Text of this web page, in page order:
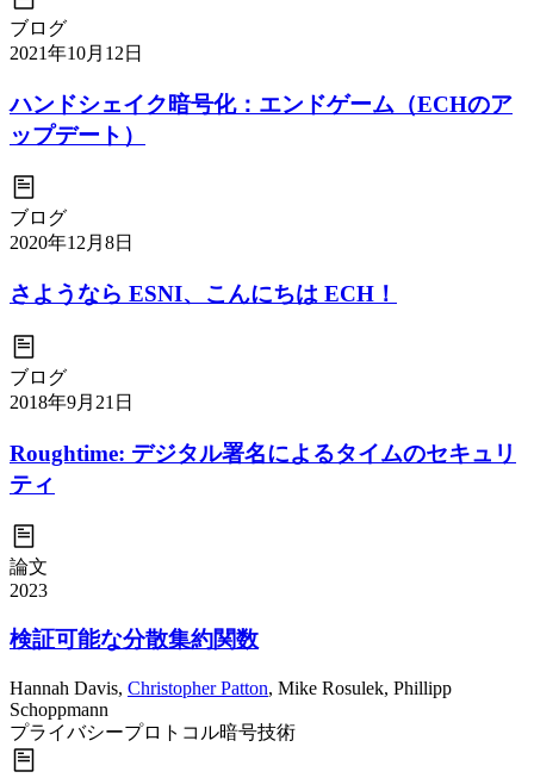
ブログ
2021年10月12日
ハンドシェイク暗号化：エンドゲーム（ECHのア
ップデート）
ブログ
2020年12月8日
さようなら ESNI、こんにちは ECH！
ブログ
2018年9月21日
Roughtime: デジタル署名によるタイムのセキュリ
ティ
論文
2023
検証可能な分散集約関数
Hannah Davis, Christopher Patton, Mike Rosulek, Phillipp
Schoppmann
プライバシープロトコル暗号技術